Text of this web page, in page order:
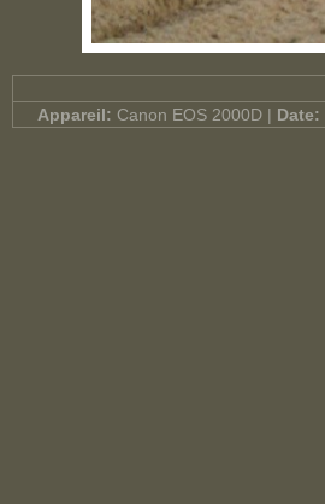
Appareil: Canon EOS 2000D | Date: